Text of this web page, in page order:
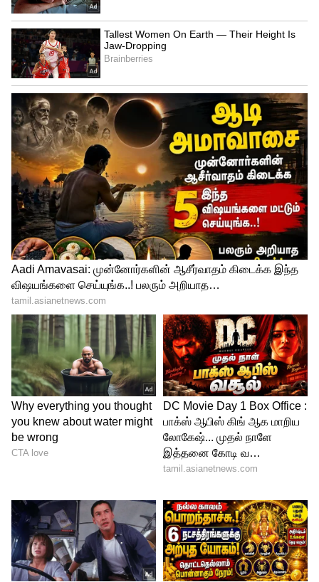
3. போன் சூடாக இருந்தாலும் கேமிங்,
ரீல்ஸ் பார்ப்பது அல்லது சார்ஜ் செய்வது
கோடை காலத்தில் போன் லேசாக சூடாவது
இயல்புதான். ஆனால், கையில் பிடிக்க
முடியாத அளவுக்கு போன்
கொதிக்கும்போதும் அதைத் தொடர்ந்து
பயன்படுத்துவதுதான் மிகப்பெரிய
முட்டாள்தனம். கடுமையான வெயிலுக்கு
மத்தியில், போனை சார்ஜ் செய்துகொண்டே
கேம் விளையாடுவது, வீடியோ எடுப்பது
அல்லது தொடர்ந்து ரீல்ஸ் ஸ்க்ரோல்
செய்வது போன்ற செயல்களால், போனின்
பிராசஸரும் பேட்டரியும் ஒரே நேரத்தில்
வெப்பத்தை உருவாக்குகின்றன. இதனால்
போன் திடீரென ஹேங் ஆகலாம், டிஸ்ப்ளே
போகலாம் அல்லது பேட்டரி வெடிக்கலாம்.
எனவே, போன் வழக்கத்தை விட அதிகமாக
சூடாகிவிட்டது என்று உணர்ந்தவுடன்,
உடனடியாக அதன் கவரை (Case) கழற்றி
விடுங்கள். இணையம், புளூடூத் மற்றும்
ஜிபிஎஸ் ஆகியவற்றை அணைத்துவிட்டு,
குளிர்ச்சியான இடத்தில் (விசிறிக்கு அடியில்
இருப்பது போல) வையுங்கள். சூடான
போனை குளிர்விக்கிறேன் என்று நினைத்து
ஃபிரிட்ஜில் மட்டும் வைத்துவிடாதீர்கள். அது